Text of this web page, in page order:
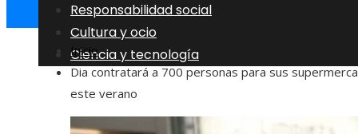
Responsabilidad social
Cultura y ocio
Ciencia y tecnología
Inicio
Dia contratará a 700 personas para sus
este verano